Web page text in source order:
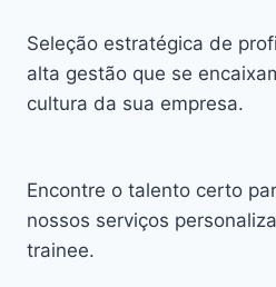
Seleção estratégica de
alta gestão que se
cultura da sua empresa.
Encontre o talento certo
nossos serviços
trainee.